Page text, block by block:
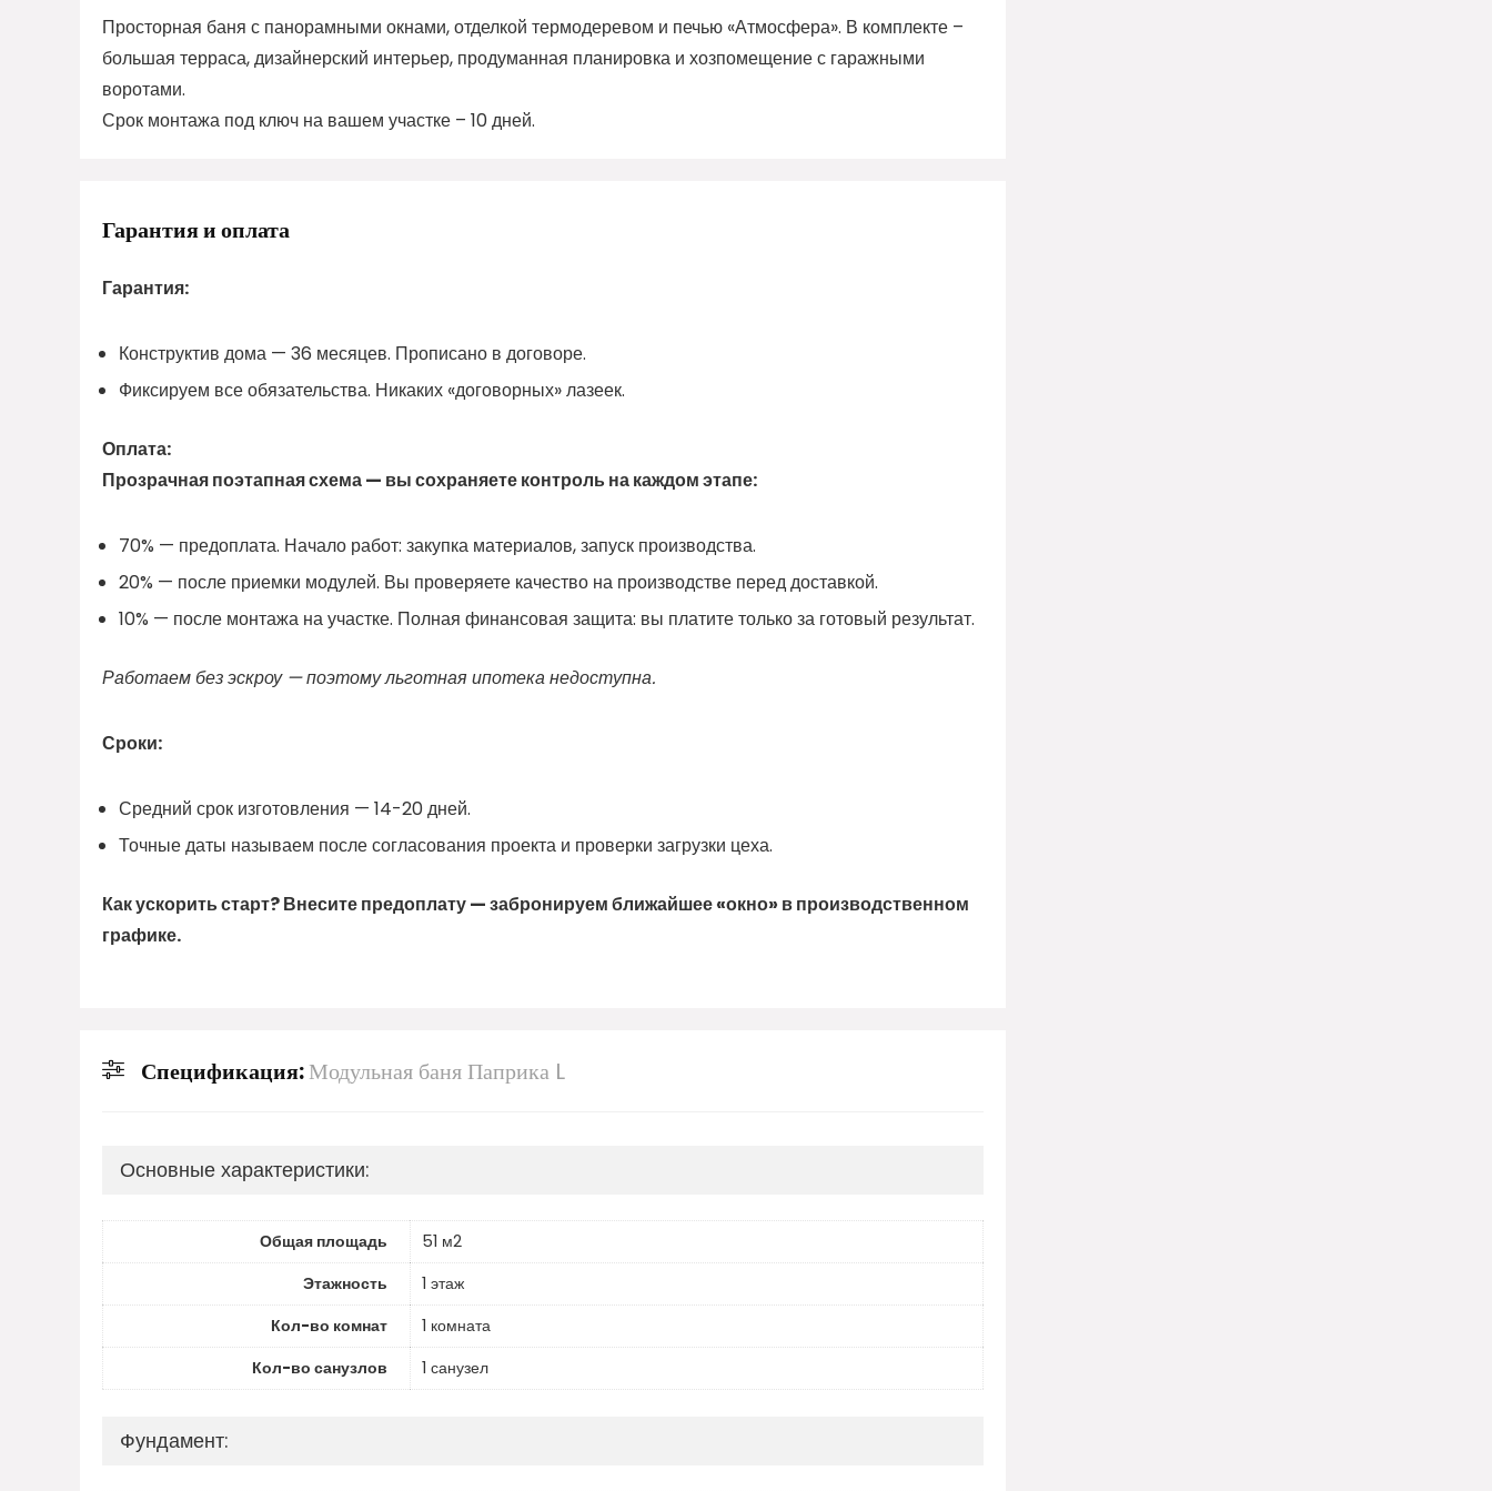
Просторная баня с панорамными окнами, отделкой термодеревом и печью «Атмосфера». В комплекте –
большая терраса, дизайнерский интерьер, продуманная планировка и хозпомещение с гаражными
воротами.
Срок монтажа под ключ на вашем участке – 10 дней.
Гарантия и оплата
Гарантия:
Конструктив дома — 36 месяцев. Прописано в договоре.
Фиксируем все обязательства. Никаких «договорных» лазеек.
Оплата:
Прозрачная поэтапная схема — вы сохраняете контроль на каждом этапе:
70% — предоплата. Начало работ: закупка материалов, запуск производства.
20% — после приемки модулей. Вы проверяете качество на производстве перед доставкой.
10% — после монтажа на участке. Полная финансовая защита: вы платите только за готовый результат.
Работаем без эскроу — поэтому льготная ипотека недоступна.
Сроки:
Средний срок изготовления — 14-20 дней.
Точные даты называем после согласования проекта и проверки загрузки цеха.
Как ускорить старт? Внесите предоплату — забронируем ближайшее «окно» в производственном
графике.
Спецификация:Модульная баня Паприка L
Основные характеристики:
Общая площадь
51 м2
Этажность
1 этаж
Кол-во комнат
1 комната
Кол-во санузлов
1 санузел
Фундамент: